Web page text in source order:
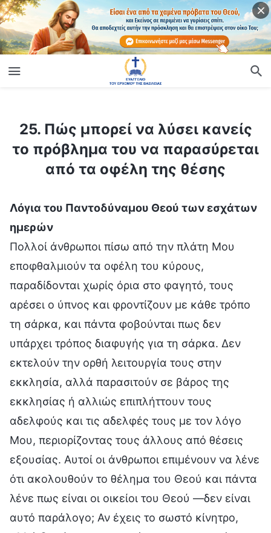
25. Πώς μπορεί να λύσει κανείς
το πρόβλημα του να παρασύρεται
από τα οφέλη της θέσης
Λόγια του Παντοδύναμου Θεού των εσχάτων
ημερών
Πολλοί άνθρωποι πίσω από την πλάτη Μου
εποφθαλμιούν τα οφέλη του κύρους,
παραδίδονται χωρίς όρια στο φαγητό, τους
αρέσει ο ύπνος και φροντίζουν με κάθε τρόπο
τη σάρκα, και πάντα φοβούνται πως δεν
υπάρχει τρόπος διαφυγής για τη σάρκα. Δεν
εκτελούν την ορθή λειτουργία τους στην
εκκλησία, αλλά παρασιτούν σε βάρος της
εκκλησίας ή αλλιώς επιπλήττουν τους
αδελφούς και τις αδελφές τους με τον λόγο
Μου, περιορίζοντας τους άλλους από θέσεις
εξουσίας. Αυτοί οι άνθρωποι επιμένουν να λένε
ότι ακολουθούν το θέλημα του Θεού και πάντα
λένε πως είναι οι οικείοι του Θεού —δεν είναι
αυτό παράλογο; Αν έχεις το σωστό κίνητρο,